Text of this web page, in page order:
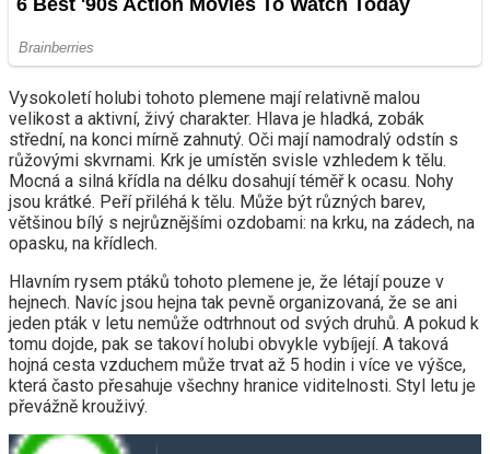
Vysokoletí holubi tohoto plemene mají relativně malou
velikost a aktivní, živý charakter. Hlava je hladká, zobák
střední, na konci mírně zahnutý. Oči mají namodralý odstín s
růžovými skvrnami. Krk je umístěn svisle vzhledem k tělu.
Mocná a silná křídla na délku dosahují téměř k ocasu. Nohy
jsou krátké. Peří přiléhá k tělu. Může být různých barev,
většinou bílý s nejrůznějšími ozdobami: na krku, na zádech, na
opasku, na křídlech.
Hlavním rysem ptáků tohoto plemene je, že létají pouze v
hejnech. Navíc jsou hejna tak pevně organizovaná, že se ani
jeden pták v letu nemůže odtrhnout od svých druhů. A pokud k
tomu dojde, pak se takoví holubi obvykle vybíjejí. A taková
hojná cesta vzduchem může trvat až 5 hodin i více ve výšce,
která často přesahuje všechny hranice viditelnosti. Styl letu je
převážně krouživý.